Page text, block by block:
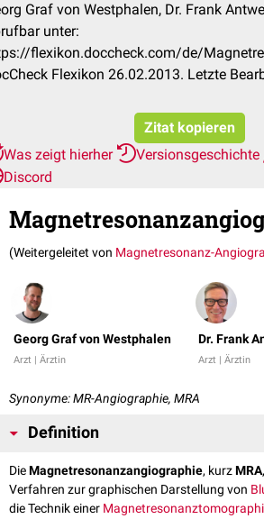
Graf von Westphalen, Dr. Frank
unter:
flexikon.doccheck.com/de/
Flexikon 26.02.2013. Letzte
Zitat kopieren
Was zeigt hierher
Versionsgeschichte
Discord
(Weitergeleitet von Magnetresonanz-
Georg Graf von Westphalen
Arzt | Ärztin
Dr. Frank
Arzt | Ärztin
Synonyme: MR-Angiographie, MRA
Definition
DieMagnetresonanzangiographie, kurzMRA
Verfahren zur graphischen Darstellung von
die Technik einer